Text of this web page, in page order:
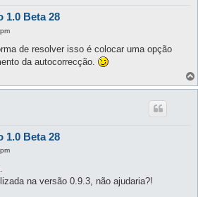
1.0 Beta 28
de resolver isso é colocar uma opção
da autocorrecção.
1.0 Beta 28
na versão 0.9.3, não ajudaria?!